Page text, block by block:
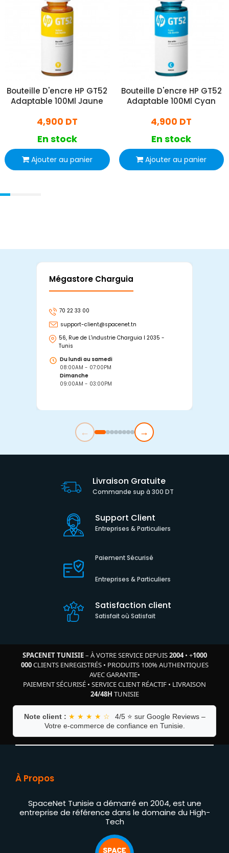
Bouteille D'encre HP GT52
Adaptable 100Ml Jaune
4,900 DT
En stock
Ajouter au panier
Bouteille D'encre HP GT52
Adaptable 100Ml Cyan
4,900 DT
En stock
Ajouter au panier
Mégastore Charguia
70 22 33 00
support-client@spacenet.tn
56, Rue de L'industrie Charguia I 2035 -
Tunis
Du lundi au samedi
08:00AM - 07:00PM
Dimanche
09:00AM - 03:00PM
← →
Livraison Gratuite
Commande sup à 300 DT
Support Client
Entreprises & Particuliers
Paiement Sécurisé
Entreprises & Particuliers
Satisfaction client
Satisfait où Satisfait
SPACENET TUNISIE– À VOTRE SERVICE DEPUIS2004• +1000
000CLIENTS ENREGISTRÉS• PRODUITS 100% AUTHENTIQUES
AVEC GARANTIE•
PAIEMENT SÉCURISÉ • SERVICE CLIENT RÉACTIF • LIVRAISON
24/48H TUNISIE
Note client : ★ ★ ★ ★ ☆
4/5 ⭐ sur Google Reviews –
Votre e-commerce de confiance en Tunisie.
À Propos
SpaceNet Tunisie a démarré en 2004, est une
entreprise de référence dans le domaine du High-
Tech